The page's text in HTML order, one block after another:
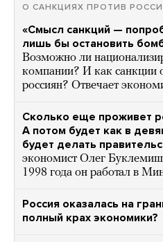
О САНКЦИЯХ ПРОТИВ
«Смысл санкций —
лишь бы остановить
Возможно ли
компании? И как санкции
россиян? Отвечает
Сколько еще проживет
А потом будет как в
будет делать
экономист Олег
1998 года он работал в
Россия оказалась на
полный крах экономики?